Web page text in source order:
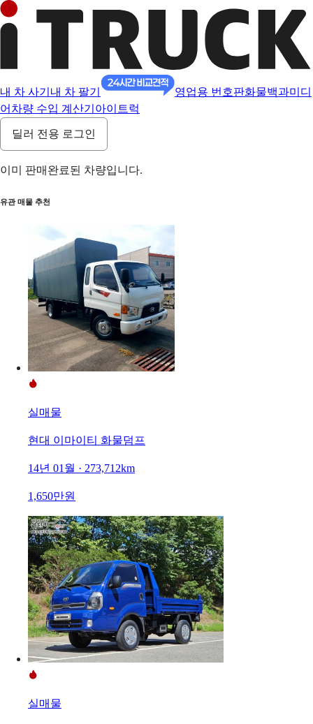
내 차 사기 내 차 팔기 영업용 번호판화물백과미디
어 차량 수입 계산기 아이트럭
딜러 전용 로그인
이미 판매완료된 차량입니다.
유관 매물 추천
실매물
현대 이마이티 화물덤프
14년 01월 · 273,712km
1,650만원
실매물